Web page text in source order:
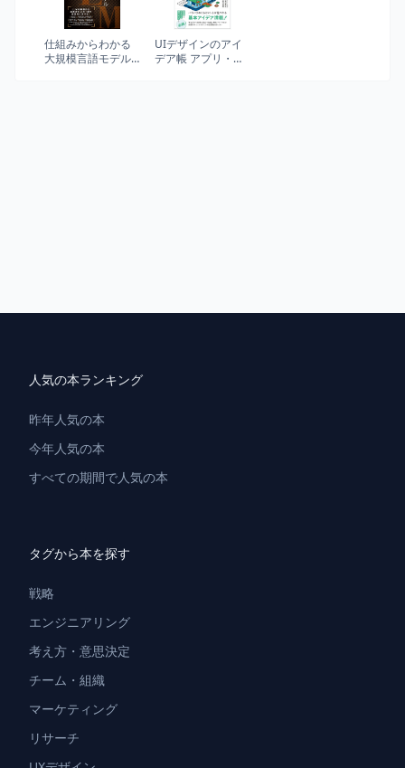
仕組みからわかる
大規模言語モデル
UIデザインのアイ
デア帳 アプリ・
人気の本ランキング
昨年人気の本
今年人気の本
すべての期間で人気の本
タグから本を探す
戦略
エンジニアリング
考え方・意思決定
チーム・組織
マーケティング
リサーチ